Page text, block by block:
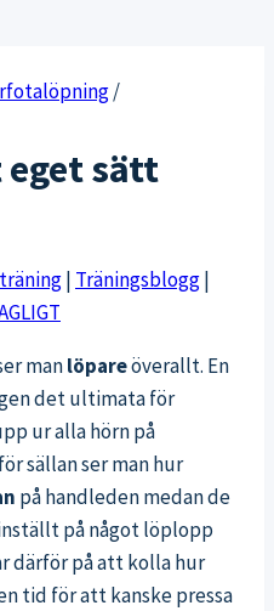
/
sätt
| Träningsblogg|
manlöpareöverallt. En
det ultimata för
ur alla hörn på
sällan ser man hur
på handleden medan de
på något löplopp
därför på att kolla hur
tid för att kanske pressa